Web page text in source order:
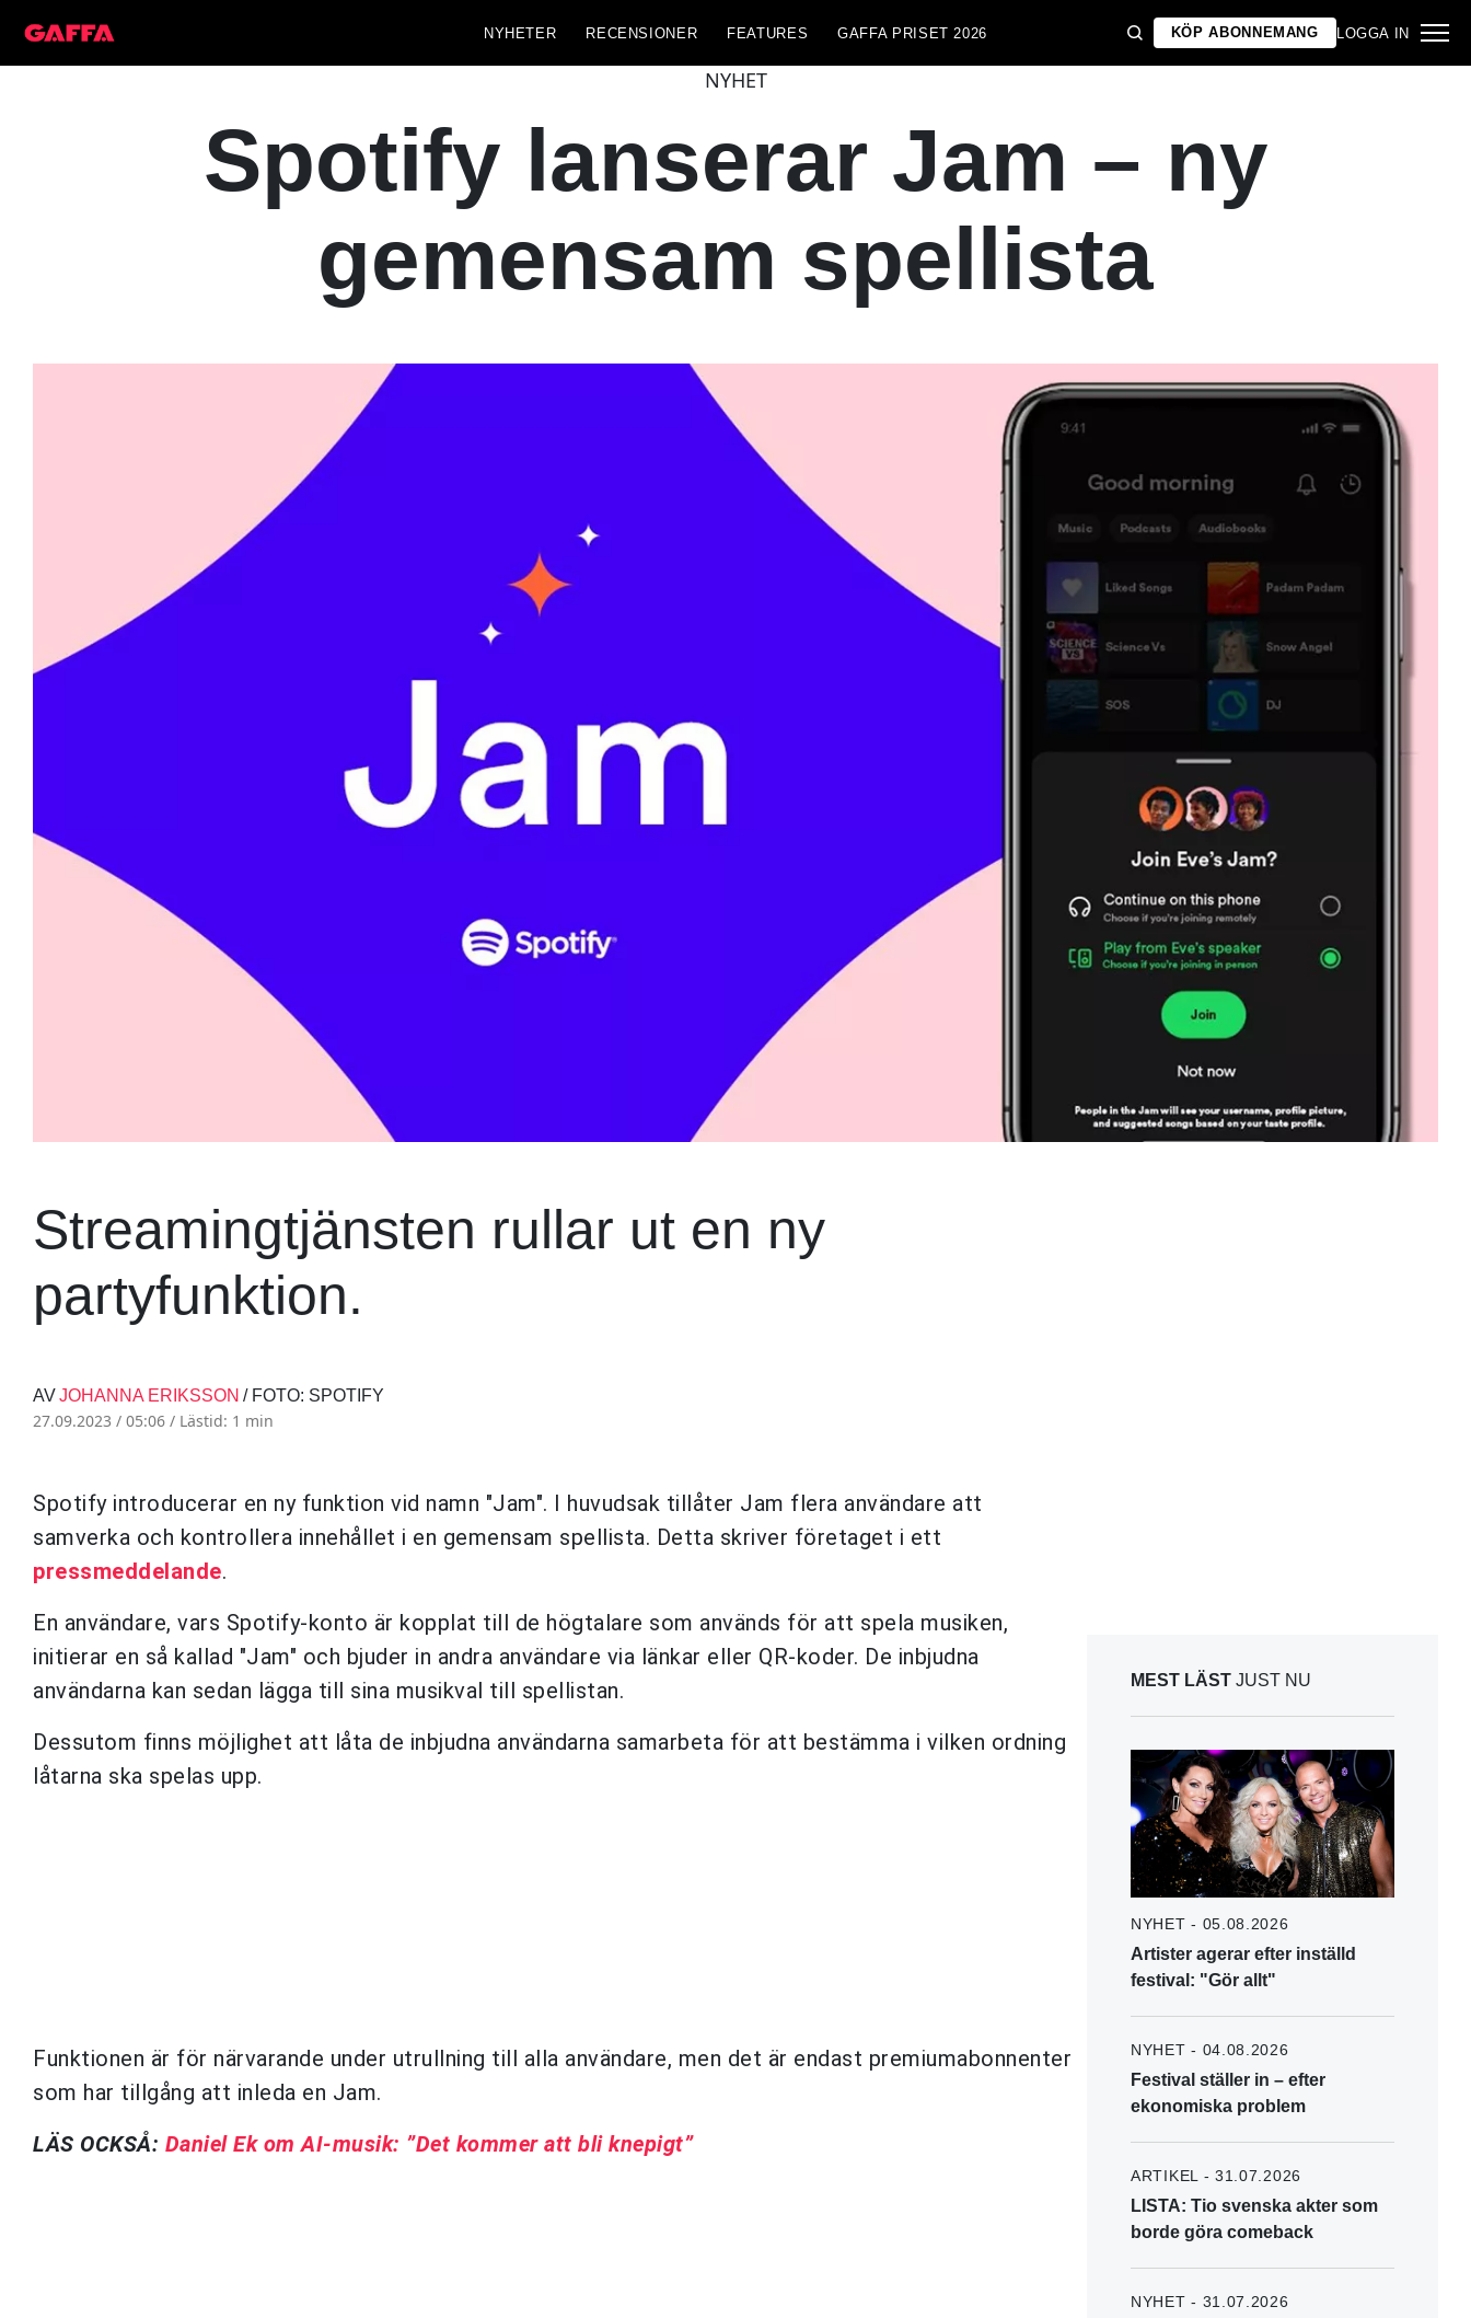
NYHETER RECENSIONER FEATURES GAFFA PRISET 2026 KÖP ABONNEMANG LOGGA IN
NYHET
Spotify lanserar Jam – ny
gemensam spellista
Streamingtjänsten rullar ut en ny
partyfunktion.
AVJOHANNA ERIKSSON / FOTO: SPOTIFY
27.09.2023 / 05:06 / Lästid: 1 min
Spotify introducerar en ny funktion vid namn "Jam". I huvudsak tillåter Jam flera användare att
samverka och kontrollera innehållet i en gemensam spellista. Detta skriver företaget i ett
pressmeddelande.
En användare, vars Spotify-konto är kopplat till de högtalare som används för att spela musiken,
initierar en så kallad "Jam" och bjuder in andra användare via länkar eller QR-koder. De inbjudna
användarna kan sedan lägga till sina musikval till spellistan.
Dessutom finns möjlighet att låta de inbjudna användarna samarbeta för att bestämma i vilken ordning
låtarna ska spelas upp.
Funktionen är för närvarande under utrullning till alla användare, men det är endast premiumabonnenter
som har tillgång att inleda en Jam.
LÄS OCKSÅ: Daniel Ek om AI-musik: ”Det kommer att bli knepigt”
MEST LÄST JUST NU
NYHET - 05.08.2026
Artister agerar efter inställd
festival: "Gör allt"
NYHET - 04.08.2026
Festival ställer in – efter
ekonomiska problem
ARTIKEL - 31.07.2026
LISTA: Tio svenska akter som
borde göra comeback
NYHET - 31.07.2026